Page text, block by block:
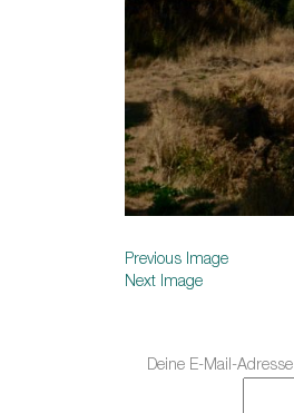
Previous Image
Next Image
Deine E-Mail-